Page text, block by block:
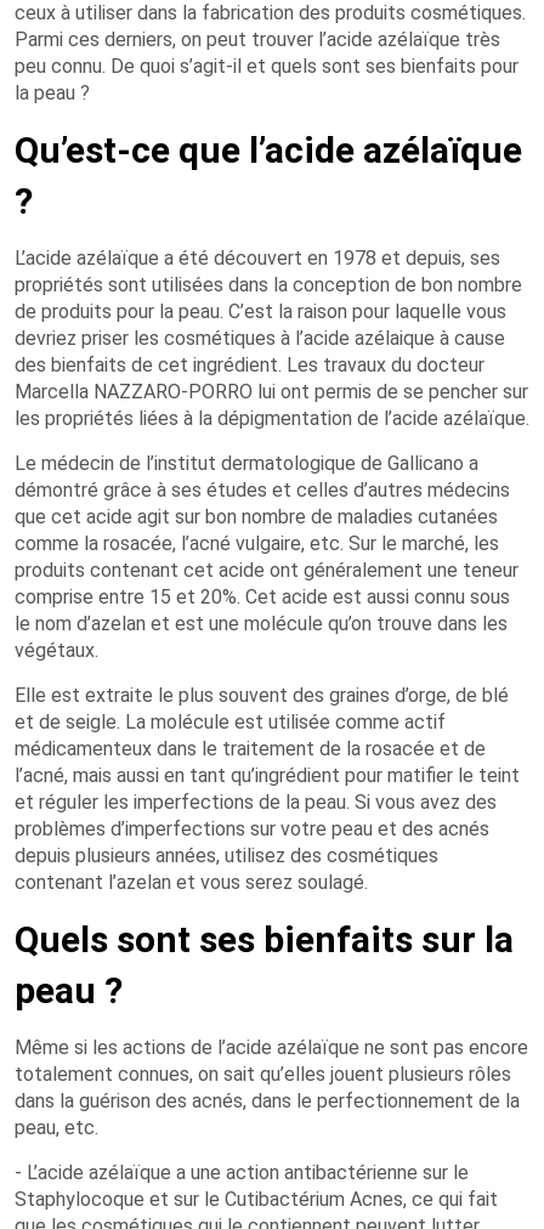
ceux à utiliser dans la fabrication des produits cosmétiques.
Parmi ces derniers, on peut trouver l’acide azélaïque très
peu connu. De quoi s’agit-il et quels sont ses bienfaits pour
la peau ?
Qu’est-ce que l’acide azélaïque
?
L’acide azélaïque a été découvert en 1978 et depuis, ses
propriétés sont utilisées dans la conception de bon nombre
de produits pour la peau. C’est la raison pour laquelle vous
devriez priser les cosmétiques à l’acide azélaique à cause
des bienfaits de cet ingrédient. Les travaux du docteur
Marcella NAZZARO-PORRO lui ont permis de se pencher sur
les propriétés liées à la dépigmentation de l’acide azélaïque.
Le médecin de l’institut dermatologique de Gallicano a
démontré grâce à ses études et celles d’autres médecins
que cet acide agit sur bon nombre de maladies cutanées
comme la rosacée, l’acné vulgaire, etc. Sur le marché, les
produits contenant cet acide ont généralement une teneur
comprise entre 15 et 20%. Cet acide est aussi connu sous
le nom d’azelan et est une molécule qu’on trouve dans les
végétaux.
Elle est extraite le plus souvent des graines d’orge, de blé
et de seigle. La molécule est utilisée comme actif
médicamenteux dans le traitement de la rosacée et de
l’acné, mais aussi en tant qu’ingrédient pour matifier le teint
et réguler les imperfections de la peau. Si vous avez des
problèmes d’imperfections sur votre peau et des acnés
depuis plusieurs années, utilisez des cosmétiques
contenant l’azelan et vous serez soulagé.
Quels sont ses bienfaits sur la
peau ?
Même si les actions de l’acide azélaïque ne sont pas encore
totalement connues, on sait qu’elles jouent plusieurs rôles
dans la guérison des acnés, dans le perfectionnement de la
peau, etc.
- L’acide azélaïque a une action antibactérienne sur le
Staphylocoque et sur le Cutibactérium Acnes, ce qui fait